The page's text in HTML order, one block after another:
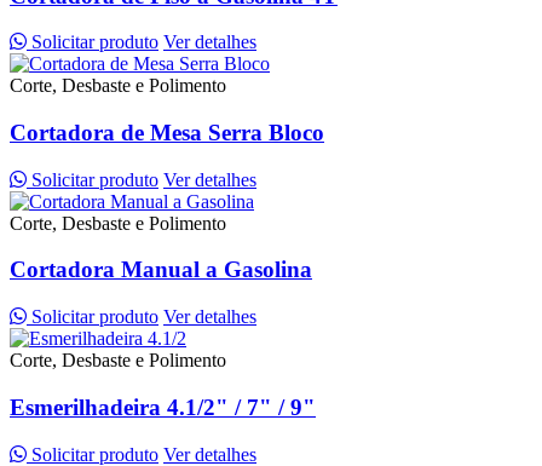
Solicitar produto Ver detalhes
Corte, Desbaste e Polimento
Cortadora de Mesa Serra Bloco
Solicitar produto Ver detalhes
Corte, Desbaste e Polimento
Cortadora Manual a Gasolina
Solicitar produto Ver detalhes
Corte, Desbaste e Polimento
Esmerilhadeira 4.1/2" / 7" / 9"
Solicitar produto Ver detalhes